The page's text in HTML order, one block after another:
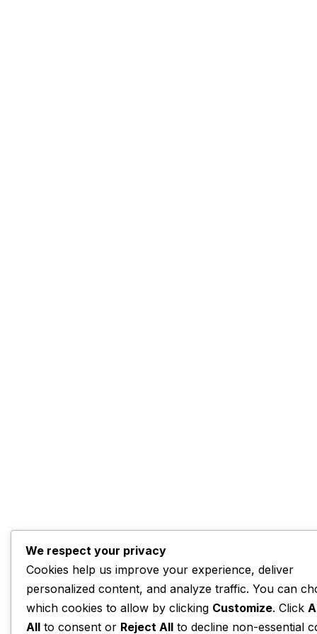
We respect your privacy
Cookies help us improve your experience, deliver
personalized content, and analyze traffic. You can
which cookies to allow by clicking Customize. Click
All to consent or Reject All to decline non-essential